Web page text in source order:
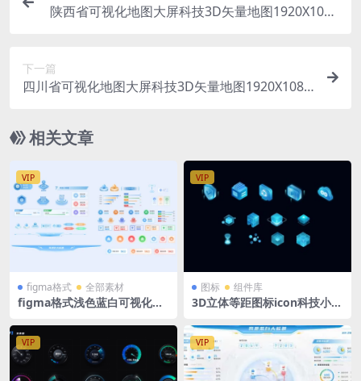
陕西省可视化地图大屏科技3D矢量地图1920X1080
下一篇
四川省可视化地图大屏科技3D矢量地图1920X1080
相关文章
VIP
figma格式 全部素材
figma格式浅色蓝白可视化大
标题源文件
VIP
图标 组件库
3D立体等距图标icon科技小图
VIP VIP